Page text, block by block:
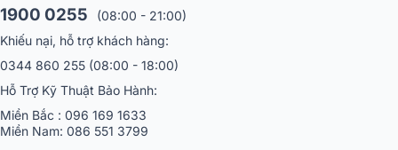
1900 0255
(08:00 - 21:00)
Khiếu nại, hỗ trợ khách hàng:
0344 860 255 (08:00 - 18:00)
Hỗ Trợ Kỹ Thuật Bảo Hành:
Miền Bắc : 096 169 1633
Miền Nam: 086 551 3799